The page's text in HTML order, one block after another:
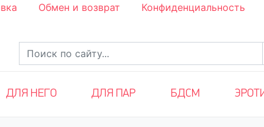
Обмен и возврат Конфиденциальность
ДЛЯ НЕГО ДЛЯ ПАР БДСМ